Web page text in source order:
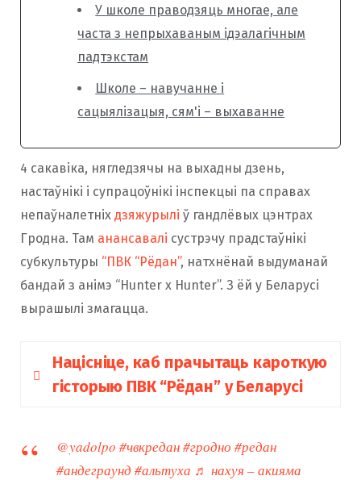
У школе праводзяць многае, але
часта з непрыхаваным ідэалагічным
падтэкстам
Школе – навучанне і
сацыялізацыя, сям'і – выхаванне
4 сакавіка, нягледзячы на выхадны дзень,
настаўнікі і супрацоўнікі інспекцыі па справах
непаўналетніх дзяжурылі ў гандлёвых цэнтрах
Гродна. Там анансавалі сустрэчу прадстаўнікі
субкультуры “ПВК “Рёдан”, натхнёнай выдуманай
бандай з анімэ “Hunter x Hunter”. З ёй у Беларусі
вырашылі змагацца.
Націсніце, каб прачытаць кароткую
гісторыю ПВК “Рёдан” у Беларусі
Пачалося ўсё з Масквы: у гандлёвым цэнтры
«Авиапарк» адбылася масавая бойка.
@yadolpo #чвкредан#гродно #редан
#андеграунд #альтуха ♬ нахуя – акияма